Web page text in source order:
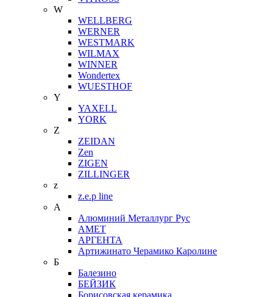
W
WELLBERG
WERNER
WESTMARK
WILMAX
WINNER
Wondertex
WUESTHOF
Y
YAXELL
YORK
Z
ZEIDAN
Zen
ZIGEN
ZILLINGER
z
z.e.p line
А
Алюминий Металлург Рус
АМЕТ
АРГЕНТА
Артижинато Черамико Каролине
Б
Балезино
БЕЙЗИК
Борисовская керамика